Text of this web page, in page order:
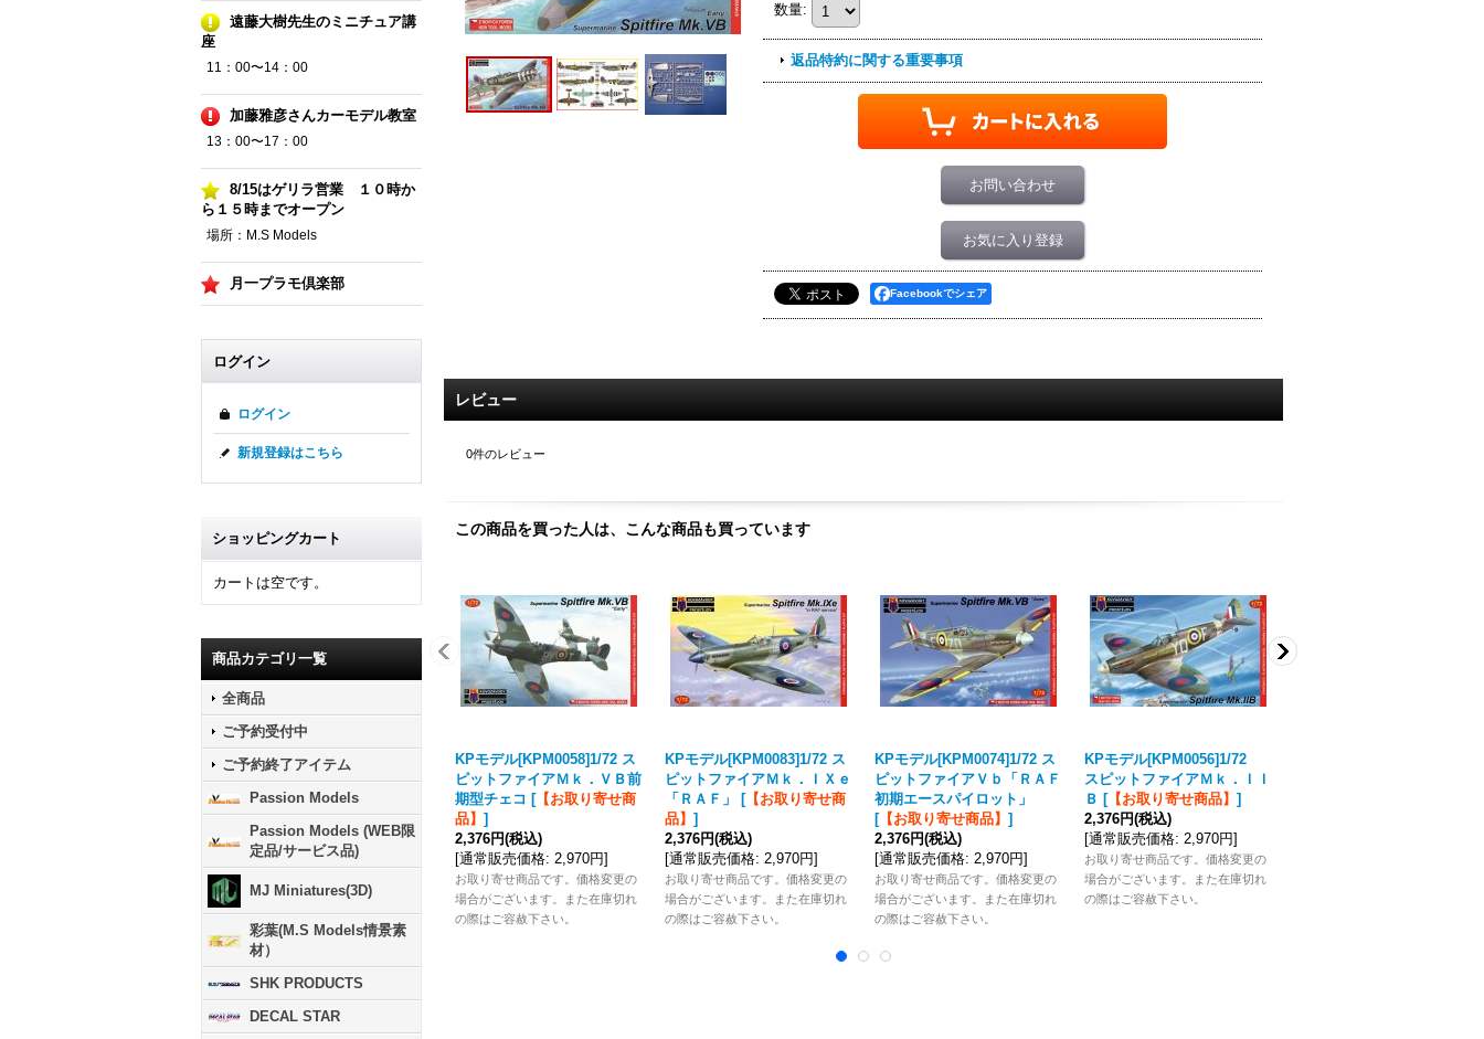
遠藤大樹先生のミニチュア講
座
11：00〜14：00
加藤雅彦さんカーモデル教室
13：00〜17：00
8/15はゲリラ営業 １０時か
ら１５時までオープン
場所：M.S Models
月一プラモ倶楽部
ログイン
ログイン
新規登録はこちら
ショッピングカート
カートは空です。
商品カテゴリ一覧
全商品
ご予約受付中
ご予約終了アイテム
Passion Models
Passion Models (WEB限
定品/サービス品)
MJ Miniatures(3D)
彩葉(M.S Models情景素
材）
SHK PRODUCTS
DECAL STAR
数量:
返品特約に関する重要事項
お問い合わせ
お気に入り登録
Facebookでシェア
レビュー
0件のレビュー
この商品を買った人は、こんな商品も買っています
KPモデル[KPM0058]1/72 ス
ピットファイアＭｋ．ＶＢ前
期型チェコ [【お取り寄せ商
品】 ]
2,376円(税込)
[通常販売価格: 2,970円]
お取り寄せ商品です。価格変更の
場合がございます。また在庫切れ
の際はご容赦下さい。
KPモデル[KPM0083]1/72 ス
ピットファイアＭｋ．ＩＸｅ
「ＲＡＦ」
[【お取り寄せ商
品】 ]
2,376円(税込)
[通常販売価格: 2,970円]
お取り寄せ商品です。価格変更の
場合がございます。また在庫切れ
の際はご容赦下さい。
KPモデル[KPM0074]1/72 ス
ピットファイアＶｂ「ＲＡＦ
初期エースパイロット」
[【お取り寄せ商品】 ]
2,376円(税込)
[通常販売価格: 2,970円]
お取り寄せ商品です。価格変更の
場合がございます。また在庫切れ
の際はご容赦下さい。
KPモデル[KPM0056]1/72
スピットファイアＭｋ．ＩＩ
Ｂ [【お取り寄せ商品】 ]
2,376円(税込)
[通常販売価格: 2,970円]
お取り寄せ商品です。価格変更の
場合がございます。また在庫切れ
の際はご容赦下さい。